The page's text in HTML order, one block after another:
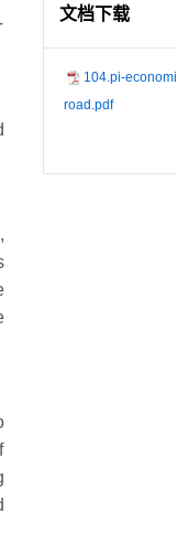
文档下载
104.pi-
road.pdf